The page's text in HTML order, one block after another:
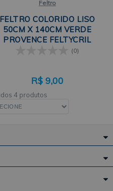
Feltro
FELTRO COLORIDO LISO
50CM X 140CM VERDE
PROVENCE FELTYCRIL
(0)
R$ 9,00
4 produtos